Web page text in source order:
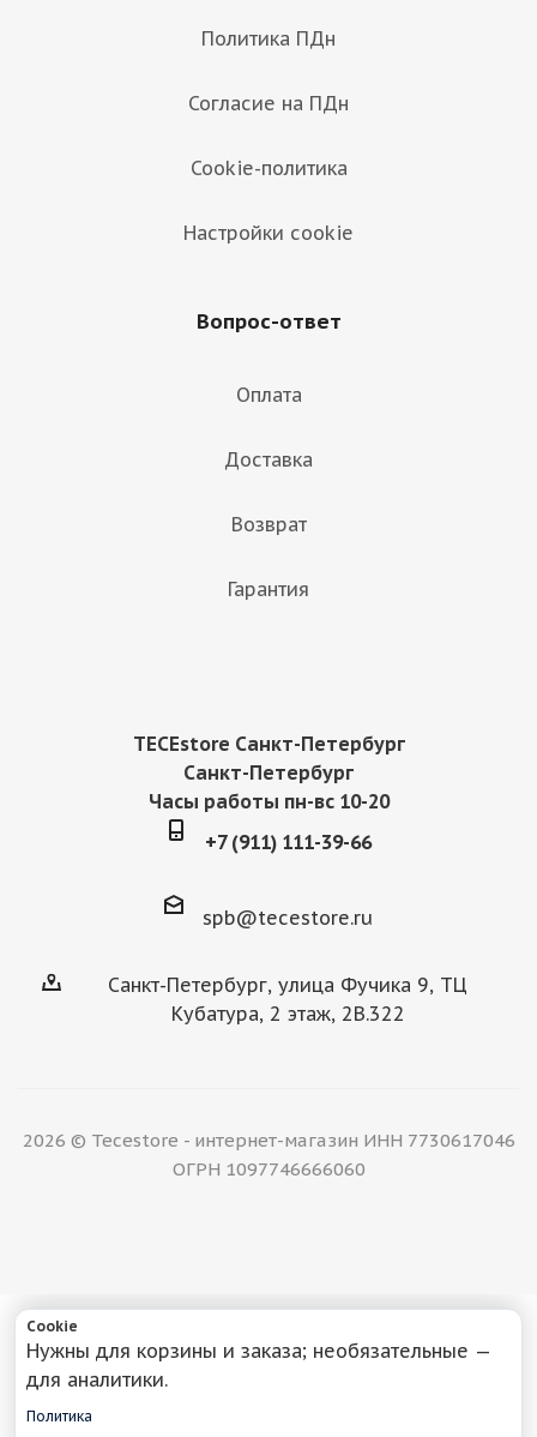
Политика ПДн
Согласие на ПДн
Cookie-политика
Настройки cookie
Вопрос-ответ
Оплата
Доставка
Возврат
Гарантия
TECEstore Санкт-Петербург
Санкт-Петербург
Часы работы пн-вс 10-20
+7 (911) 111-39-66
spb@tecestore.ru
Санкт-Петербург, улица Фучика 9, ТЦ
Кубатура, 2 этаж, 2В.322
2026 © Tecestore - интернет-магазин ИНН 7730617046
ОГРН 1097746666060
Cookie
Нужны для корзины и заказа; необязательные —
для аналитики.
Политика